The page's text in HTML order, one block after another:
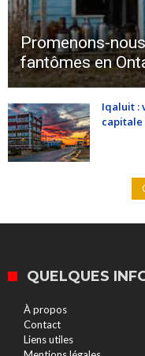
Promenons-
fantômes en
Iqaluit :
capitale
QUELQUES
À propos
Contact
Liens utiles